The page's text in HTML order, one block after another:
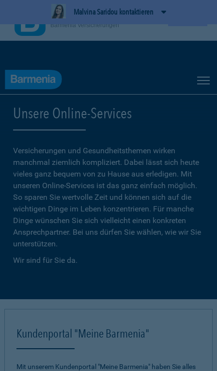
Malvina Saridou kontaktieren
Unsere Online-Services
Versicherungen und Gesundheitsthemen wirken
manchmal ziemlich kompliziert. Dabei lässt sich heute
vieles ganz bequem von zu Hause aus erledigen. Mit
unseren Online-Services ist das ganz einfach möglich.
So sparen Sie wertvolle Zeit und können sich auf die
wichtigen Dinge im Leben konzentrieren. Für manche
Dinge wünschen Sie sich vielleicht einen konkreten
Ansprechpartner. Bei uns dürfen Sie wählen, wie wir Sie
unterstützen.
Wir sind für Sie da.
Kundenportal "Meine Barmenia"
Mit unserem Kundenportal "Meine Barmenia" haben Sie alles
BarmeniaApp
Barmenia Versicherungen